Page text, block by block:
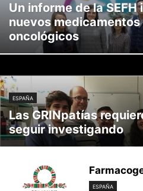
Un informe de la
nuevos
oncológicos
ESPAÑA
Las GRINpatías
seguir investigando
ESPAÑA